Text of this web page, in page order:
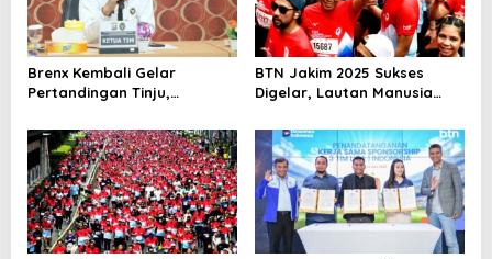
Brenx Kembali Gelar
Pertandingan Tinju,
atas Pembinaan Atlet Muda
BTN Jakim 2025 Sukses
Digelar, Lautan Manusia
Thamrin